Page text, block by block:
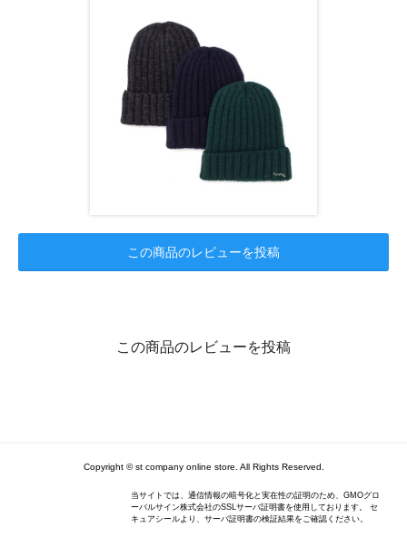
この商品のレビューを投稿
この商品のレビューを投稿
Copyright © st company online store. All Rights Reserved.
当サイトでは、通信情報の暗号化と実在性の証明のため、GMOグロ
ーバルサイン株式会社のSSLサーバ証明書を使用しております。 セ
キュアシールより、サーバ証明書の検証結果をご確認ください。